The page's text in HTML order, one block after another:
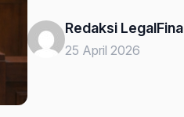
Redaksi
25 April 2026